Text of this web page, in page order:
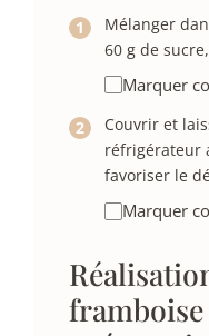
Mélanger
60 g de
Marquer
Couvrir et
réfrigérateur
favoriser le
Marquer